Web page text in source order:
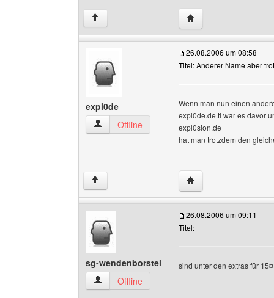
↑ Website dieses
expl0de
expl0de Benutzer-Profile anzeigen
Offline
26.08.2006 um 08:58
Titel: Anderer Name aber
Wenn man nun einen
expl0de.de.tl war es davor
expl0sion.de
hat man trotzdem den
↑ Website dieses
sg-wendenborstel
sg-wendenborstel Benutzer-Profile anzeigen
Offline
26.08.2006 um 09:11
Titel:
sind unter den extras für